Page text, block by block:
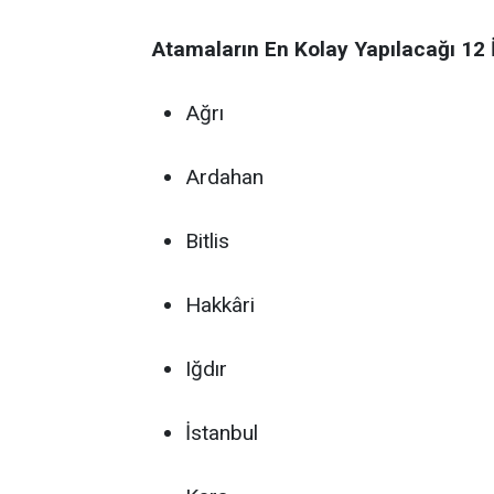
Atamaların En Kolay Yapılacağı 12
Ağrı
Ardahan
Bitlis
Hakkâri
Iğdır
İstanbul